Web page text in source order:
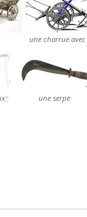
charrue avec
*une serpe